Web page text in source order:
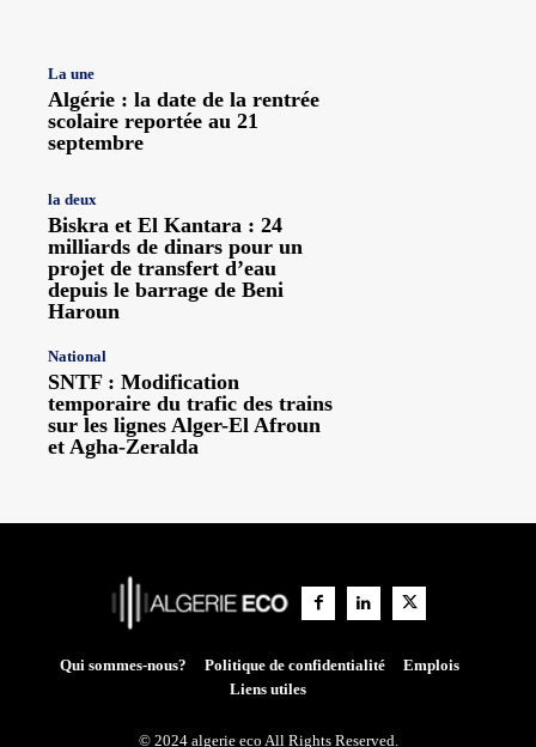
La une
Algérie : la date de la rentrée
scolaire reportée au 21
septembre
la deux
Biskra et El Kantara : 24
milliards de dinars pour un
projet de transfert d’eau
depuis le barrage de Beni
Haroun
National
SNTF : Modification
temporaire du trafic des trains
sur les lignes Alger-El Afroun
et Agha-Zeralda
Qui sommes-nous? Politique de confidentialité
Emplois
Liens utiles
© 2024 algerie eco All Rights Reserved.